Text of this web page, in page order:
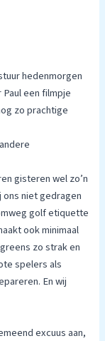
hedenmorgen
een filmpje
zo prachtige
gisteren wel zo’n
niet gedragen
golf etiquette
ook minimaal
zo strak en
spelers als
En wij
excuus aan,